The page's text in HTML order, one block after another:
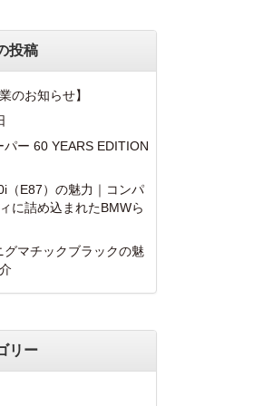
投稿
のお知らせ】
パー 60 YEARS EDITION
（E87）の魅力｜コンパ
に詰め込まれたBMWら
グマチックブラックの魅
リー